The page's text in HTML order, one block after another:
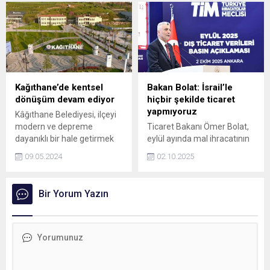
in Molecular Biology’de
yayımlandı. Nobel Kimya
Ödülü sahibi Prof. Dr. Aziz
Sancar, sağlıklı bağırsak
hücrelerinin gelişimi
hakkında çalışmayı
gerçekleştiren ekibe tebrik
mesajı gönderdi.
Kağıthane’de kentsel
dönüşüm devam ediyor
Kâğıthane Belediyesi, ilçeyi
modern ve depreme
dayanıklı bir hale getirmek
Bu kapsamda beş yılda
kentsel dönüşümle
yenilendi.
09.05.2024
Bakan Bolat: İsrail’le
hiçbir şekilde ticaret
yapmıyoruz
Ticaret Bakanı Ömer Bolat,
eylül ayında mal ihracatının
milyar dolara yükseldiğini,
02.10.2025
Bir Yorum Yazın